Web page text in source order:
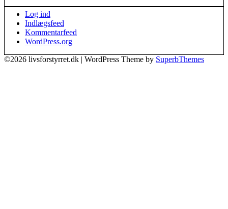
Log ind
Indlægsfeed
Kommentarfeed
WordPress.org
©2026 livsforstyrret.dk | WordPress Theme by SuperbThemes